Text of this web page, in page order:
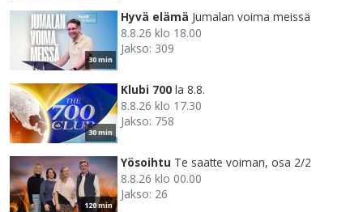
30 min
Hyvä elämä Jumalan voima meissä
8.8.26 klo 18.00
Jakso: 309
30 min
Klubi 700 la 8.8.
8.8.26 klo 17.30
Jakso: 758
120 min
Yösoihtu Te saatte voiman, osa 2/2
8.8.26 klo 00.00
Jakso: 26